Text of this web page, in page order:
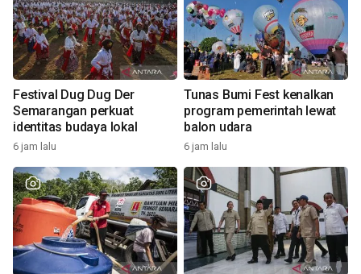
Festival Dug Dug Der
Semarangan perkuat
identitas budaya lokal
6 jam lalu
Tunas Bumi Fest kenalkan
program pemerintah lewat
balon udara
6 jam lalu